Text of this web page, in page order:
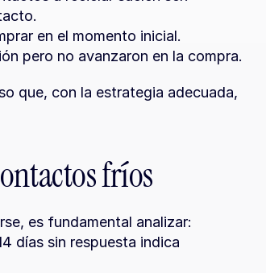
en el momento inicial.
pero no avanzaron en la compra.
que, con la estrategia adecuada,
fríos
es fundamental analizar:
días sin respuesta indica